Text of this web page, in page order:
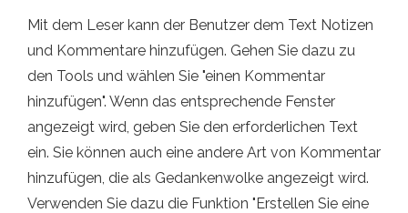
Mit dem Leser kann der Benutzer dem Text Notizen
und Kommentare hinzufügen. Gehen Sie dazu zu
den Tools und wählen Sie "einen Kommentar
hinzufügen". Wenn das entsprechende Fenster
angezeigt wird, geben Sie den erforderlichen Text
ein. Sie können auch eine andere Art von Kommentar
hinzufügen, die als Gedankenwolke angezeigt wird.
Verwenden Sie dazu die Funktion "Erstellen Sie eine